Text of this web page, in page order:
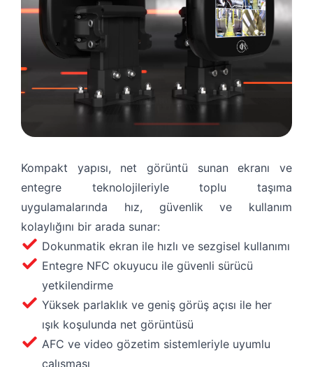
Kompakt yapısı, net görüntü sunan ekranı ve
entegre teknolojileriyle toplu taşıma
uygulamalarında hız, güvenlik ve kullanım
kolaylığını bir arada sunar:
Dokunmatik ekran ile hızlı ve sezgisel kullanımı
Entegre NFC okuyucu ile güvenli sürücü
yetkilendirme
Yüksek parlaklık ve geniş görüş açısı ile her
ışık koşulunda net görüntüsü
AFC ve video gözetim sistemleriyle uyumlu
çalışması
KEŞFET
+90 (212) 855 53 39
Bizimle iletişime geçtiğiniz için teşekkür ederiz!
Talebinizi hızlı bir şekilde değerlendirebilmemiz için
lütfen gerekli bilgileri eksiksiz doldurun. İnceleme
sonrasında yetkili ekibimiz sizinle iletişime geçecektir.
Gizlilik KoşullarıOkudum ve Kabul Ediyorum
Gönder